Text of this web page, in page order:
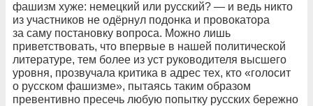
фашизм хуже: немецкий или русский? — и ведь никто
из участников не одёрнул подонка и провокатора
за саму постановку вопроса. Можно лишь
приветствовать, что впервые в нашей политической
литературе, тем более из уст руководителя высшего
уровня, прозвучала критика в адрес тех, кто «голосит
о русском фашизме», пытаясь таким образом
превентивно пресечь любую попытку русских бережно